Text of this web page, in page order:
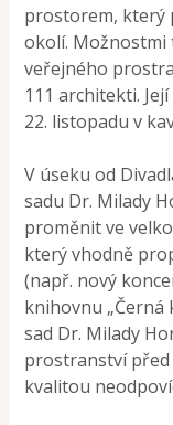
prostorem, který
okolí. Možnostmi
veřejného
111 architekti.
22. listopadu v
V úseku od
sadu Dr. Milady
proměnit ve
který vhodně
(např. nový
knihovnu
sad Dr. Milady
prostranství
kvalitou